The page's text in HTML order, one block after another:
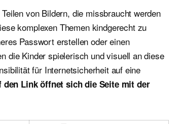
von Bildern, die missbraucht werden
komplexen Themen kindgerecht zu
Passwort erstellen oder einen
die Kinder spielerisch und visuell an diese
für Internetsicherheit auf eine
den Link öffnet sich die Seite mit der